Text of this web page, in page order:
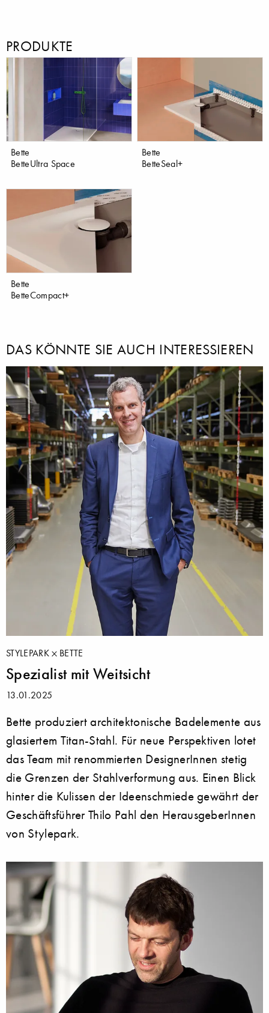
PRODUKTE
Bette
BetteUltra Space
Bette
BetteSeal+
Bette
BetteCompact+
DAS KÖNNTE SIE AUCH INTERESSIEREN
STYLEPARK BETTE
Spezialist mit Weitsicht
13.01.2025
Bette produziert architektonische Badelemente aus
glasiertem Titan-Stahl. Für neue Perspektiven lotet
das Team mit renommierten DesignerInnen stetig
die Grenzen der Stahlverformung aus. Einen Blick
hinter die Kulissen der Ideenschmiede gewährt der
Geschäftsführer Thilo Pahl den HerausgeberInnen
von Stylepark.